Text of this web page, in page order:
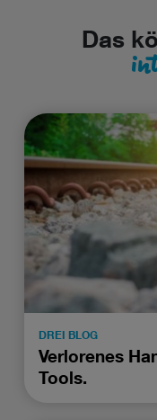
Das
DREI BLOG
Verlorenes
Tools.